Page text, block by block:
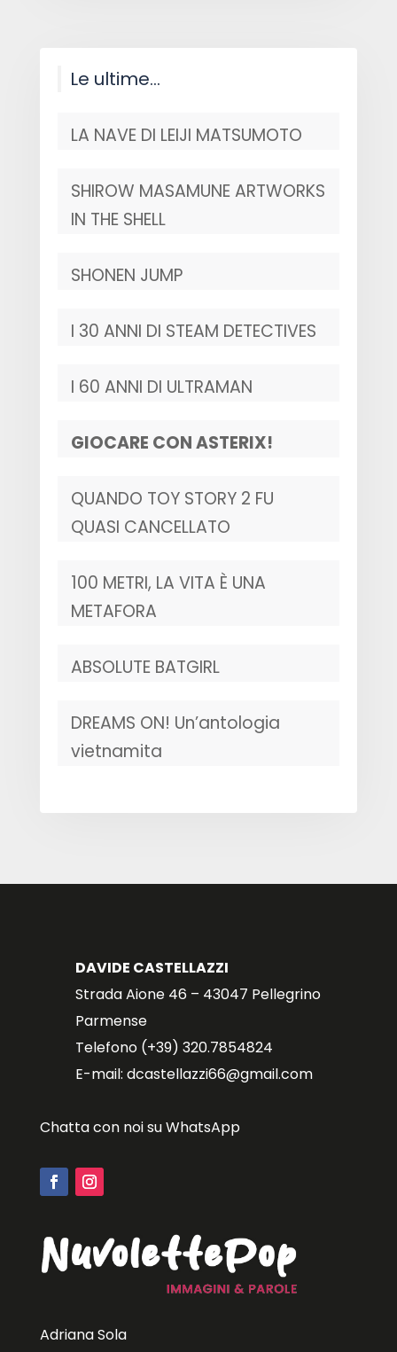
Le ultime…
LA NAVE DI LEIJI MATSUMOTO
SHIROW MASAMUNE ARTWORKS
IN THE SHELL
SHONEN JUMP
I 30 ANNI DI STEAM DETECTIVES
I 60 ANNI DI ULTRAMAN
GIOCARE CON ASTERIX!
QUANDO TOY STORY 2 FU
QUASI CANCELLATO
100 METRI, LA VITA È UNA
METAFORA
ABSOLUTE BATGIRL
DREAMS ON! Un’antologia
vietnamita
DAVIDE CASTELLAZZI
Strada Aione 46 – 43047 Pellegrino
Parmense
Telefono (+39) 320.7854824
E-mail: dcastellazzi66@gmail.com
Chatta con noi su WhatsApp
Adriana Sola